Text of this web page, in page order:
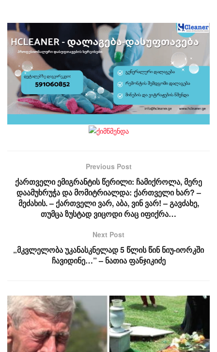
Previous Post
ქართველი ემიგრანტის წერილი: ჩამიქროლა, მერე
დაამუხრუჭა და მომიტრიალდა: ქართველი ხარ? –
მეძახის. – ქართველი ვარ, აბა, ვინ ვარ! – გავძახე,
თუმცა ზუსტად ვიცოდი რაც იფიქრა…
Next Post
„მკვლელობა უკანასკნელად 5 წლის წინ ნიუ-იორკში
ჩავიდინე…” – ნათია ფანჯიკიძე